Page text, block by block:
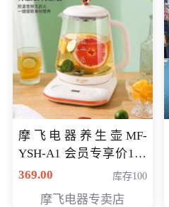
摩飞电器养生壶MF-
YSH-A1 会员专享价198
元
369.00 库存100
摩飞电器专卖店